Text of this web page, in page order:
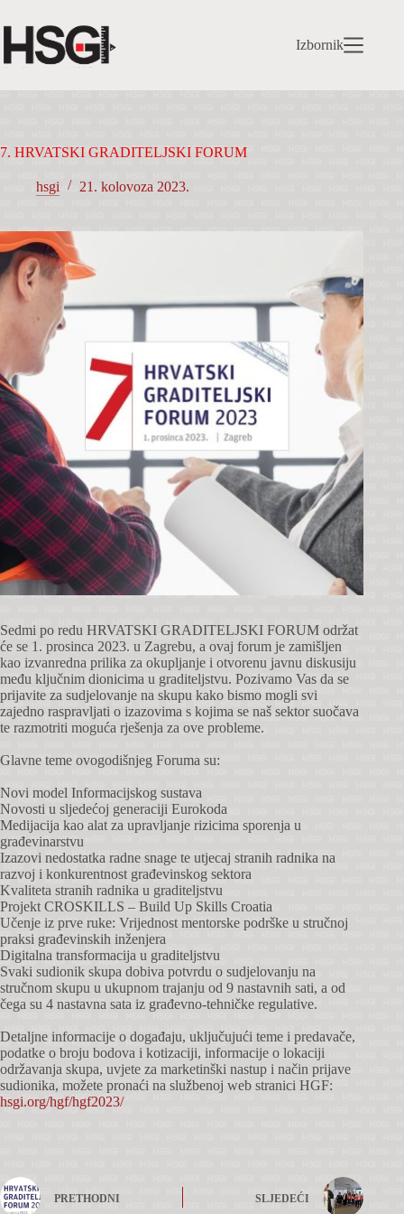
na
sadržaj
Izbornik
7. HRVATSKI GRADITELJSKI FORUM
hsgi 21. kolovoza 2023.
Sedmi po redu HRVATSKI GRADITELJSKI FORUM održat
će se 1. prosinca 2023. u Zagrebu, a ovaj forum je zamišljen
kao izvanredna prilika za okupljanje i otvorenu javnu diskusiju
među ključnim dionicima u graditeljstvu. Pozivamo Vas da se
prijavite za sudjelovanje na skupu kako bismo mogli svi
zajedno raspravljati o izazovima s kojima se naš sektor suočava
te razmotriti moguća rješenja za ove probleme.
Glavne teme ovogodišnjeg Foruma su:
Novi model Informacijskog sustava
Novosti u sljedećoj generaciji Eurokoda
Medijacija kao alat za upravljanje rizicima sporenja u
građevinarstvu
Izazovi nedostatka radne snage te utjecaj stranih radnika na
razvoj i konkurentnost građevinskog sektora
Kvaliteta stranih radnika u graditeljstvu
Projekt CROSKILLS – Build Up Skills Croatia
Učenje iz prve ruke: Vrijednost mentorske podrške u stručnoj
praksi građevinskih inženjera
Digitalna transformacija u graditeljstvu
Svaki sudionik skupa dobiva potvrdu o sudjelovanju na
stručnom skupu u ukupnom trajanju od 9 nastavnih sati, a od
čega su 4 nastavna sata iz građevno-tehničke regulative.
Detaljne informacije o događaju, uključujući teme i predavače,
podatke o broju bodova i kotizaciji, informacije o lokaciji
održavanja skupa, uvjete za marketinški nastup i način prijave
sudionika, možete pronaći na službenoj web stranici HGF:
hsgi.org/hgf/hgf2023/
PRETHODNI SLJEDEĆI